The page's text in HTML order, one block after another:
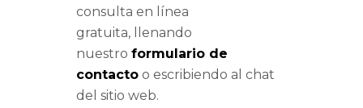
consulta en línea
gratuita, llenando
nuestro formulario de
contacto o escribiendo al chat
del sitio web.